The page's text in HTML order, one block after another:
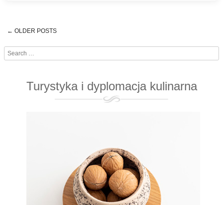
Post navigation
← OLDER POSTS
Search
Turystyka i dyplomacja kulinarna